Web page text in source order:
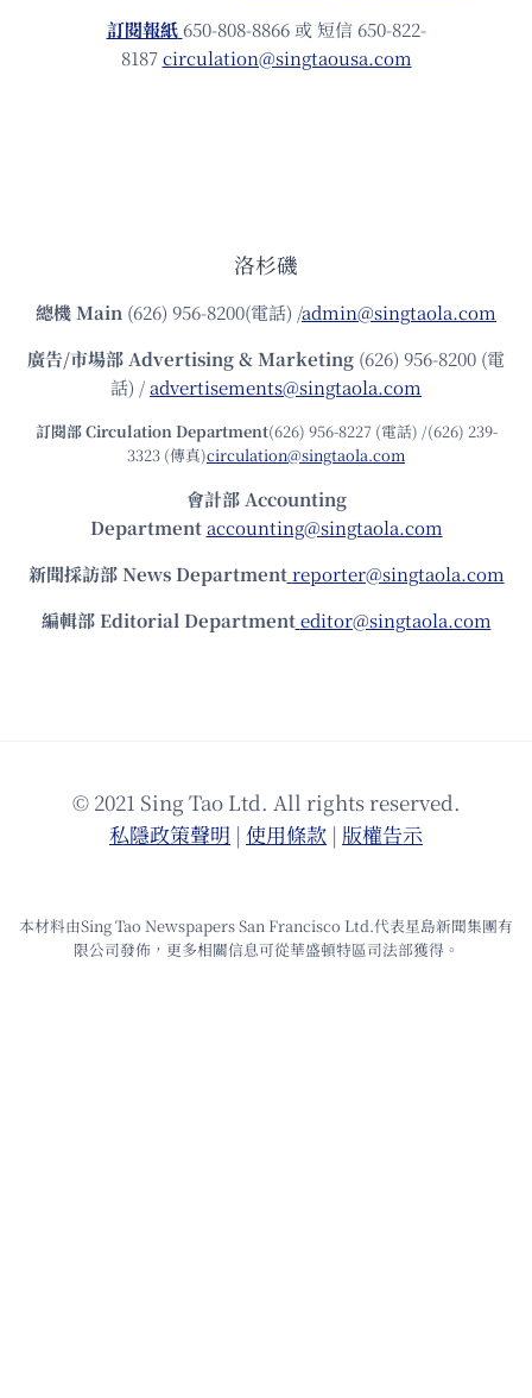
訂閱報紙 650-808-8866 或 短信 650-822-
8187circulation@singtaousa.com
洛杉磯
總機Main (626) 956-8200(電話) /admin@singtaola.com
廣告/市場部Advertising & Marketing (626) 956-8200 (電
話) /advertisements@singtaola.com
訂閱部 Circulation Department(626) 956-8227 (電話) /(626) 239-
3323 (傳真)circulation@singtaola.com
會計部 Accounting
Department accounting@singtaola.com
新聞採訪部 News Department reporter@singtaola.com
編輯部 Editorial Department editor@singtaola.com
© 2021 Sing Tao Ltd. All rights reserved.
私隱政策聲明 | 使⽤條款 | 版權告⽰
本材料由Sing Tao Newspapers San Francisco Ltd.代表星島新聞集團有
限公司發佈，更多相關信息可從華盛頓特區司法部獲得。